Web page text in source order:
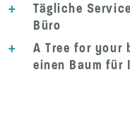
+
Tägliche
Büro
+
A Tree for your
einen Baum für